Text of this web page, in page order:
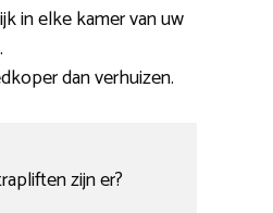
in elke kamer van uw
dan verhuizen.
zijn er?